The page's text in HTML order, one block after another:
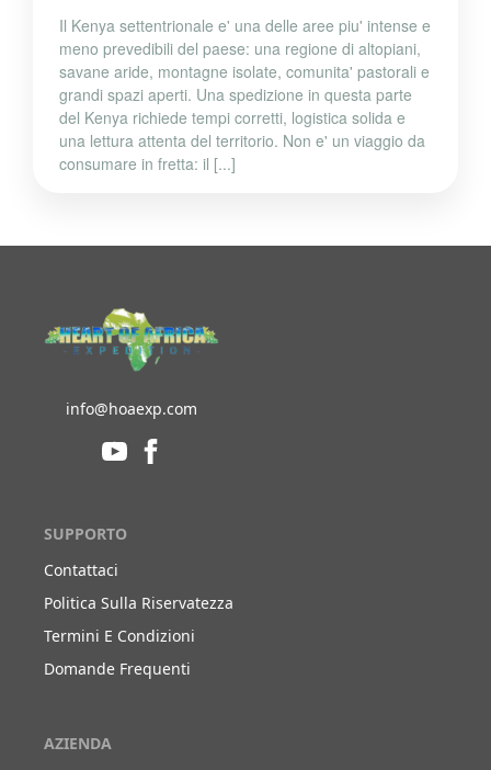
Il Kenya settentrionale e' una delle aree piu' intense e
meno prevedibili del paese: una regione di altopiani,
savane aride, montagne isolate, comunita' pastorali e
grandi spazi aperti. Una spedizione in questa parte
del Kenya richiede tempi corretti, logistica solida e
una lettura attenta del territorio. Non e' un viaggio da
consumare in fretta: il [...]
info@hoaexp.com
SUPPORTO
Contattaci
Politica Sulla Riservatezza
Termini E Condizioni
Domande Frequenti
AZIENDA